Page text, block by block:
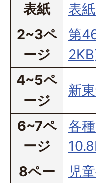
表紙
表
2~3ペ
ージ
第
4~5ペ
ージ
新
6~7ペ
ージ
各
8ペー
児